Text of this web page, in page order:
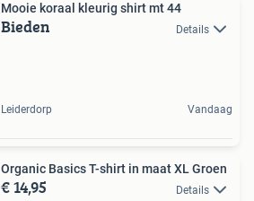
Mooie koraal kleurig shirt mt 44
Bieden Details
Leiderdorp Vandaag
Organic Basics T-shirt in maat XL Groen
€ 14,95 Details